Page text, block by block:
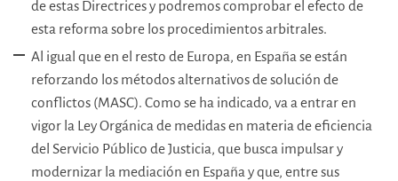
de estas Directrices y podremos comprobar el efecto de
esta reforma sobre los procedimientos arbitrales.
Al igual que en el resto de Europa, en España se están
reforzando los métodos alternativos de solución de
conflictos (MASC). Como se ha indicado, va a entrar en
vigor la Ley Orgánica de medidas en materia de eficiencia
del Servicio Público de Justicia, que busca impulsar y
modernizar la mediación en España y que, entre sus